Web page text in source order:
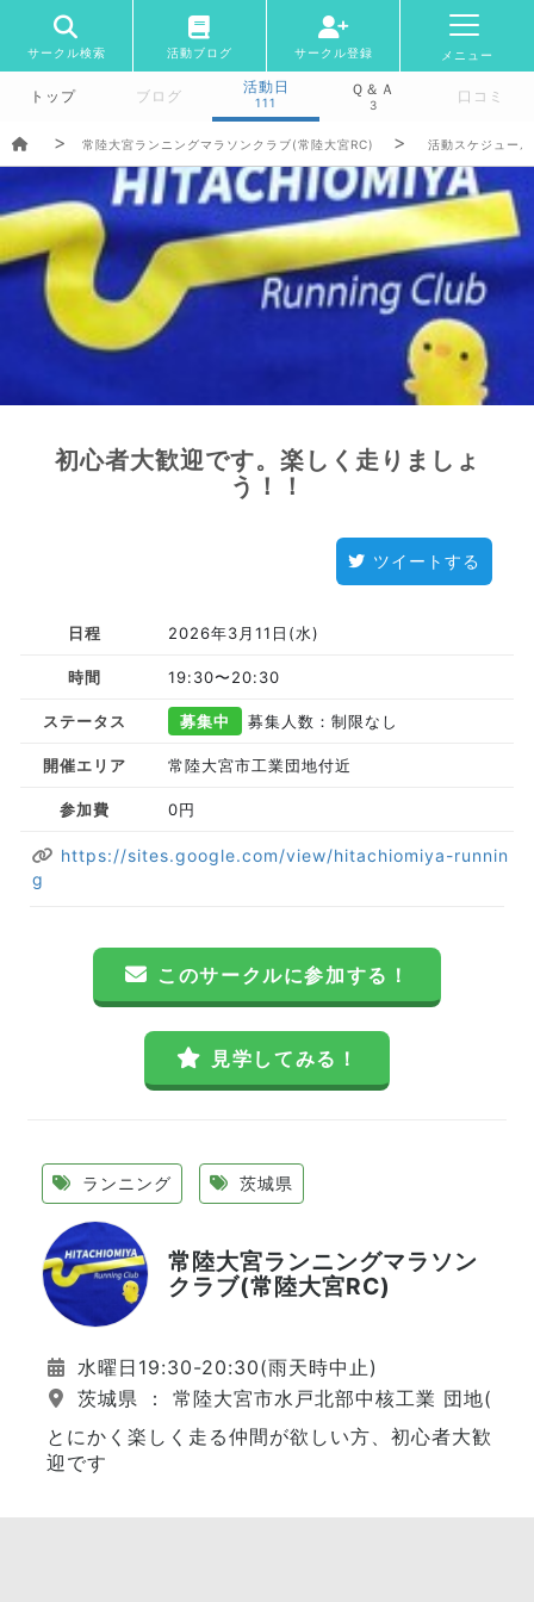
サークル検索 活動ブログ サークル登録 メニュー
トップ ブログ
活動日
111
Ｑ＆Ａ
3 口コミ
常陸大宮ランニングマラソンクラブ(常陸大宮RC) 活動スケジュール
初心者大歓迎です。楽しく走りましょ
う！！
ツイートする
日程 2026年3月11日(水)
時間 19:30〜20:30
ステータス 募集中 募集人数：制限なし
開催エリア 常陸大宮市工業団地付近
参加費 0円
https://sites.google.com/view/hitachiomiya-runnin
g
このサークルに参加する！
見学してみる！
ランニング 茨城県
常陸大宮ランニングマラソン
クラブ(常陸大宮RC)
水曜日19:30-20:30(雨天時中止)
茨城県 ： 常陸大宮市水戸北部中核工業 団地(西
とにかく楽しく走る仲間が欲しい方、初心者大歓
迎です